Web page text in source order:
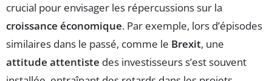
crucial pour envisager les répercussions sur la
croissance économique. Par exemple, lors d’épisodes
similaires dans le passé, comme le Brexit, une
attitude attentiste des investisseurs s’est souvent